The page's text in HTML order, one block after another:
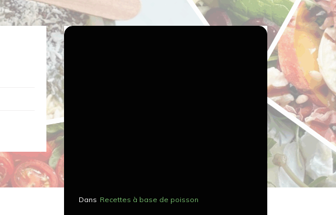
Dans Recettes à base de poisson